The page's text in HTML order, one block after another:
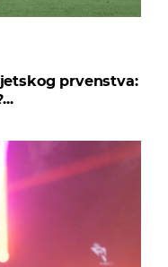
prvenstva: